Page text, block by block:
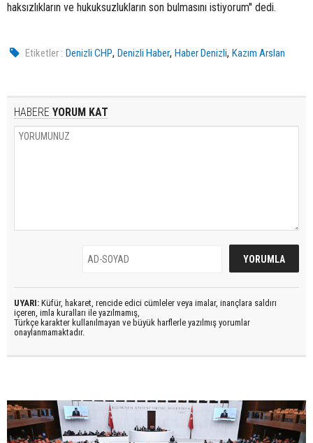
haksızlıkların ve hukuksuzlukların son bulmasını istiyorum'' dedi.
Etiketler : Denizli CHP,Denizli Haber,Haber Denizli,Kazım Arslan
HABERE YORUM KAT
UYARI: Küfür, hakaret, rencide edici cümleler veya imalar, inançlara saldırı
içeren, imla kuralları ile yazılmamış,
Türkçe karakter kullanılmayan ve büyük harflerle yazılmış yorumlar
onaylanmamaktadır.